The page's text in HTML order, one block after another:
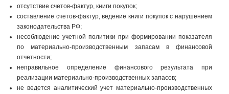
отсутствие счетов-фактур, книги покупок;
составление счетов-фактур, ведение книги покупок с нарушением
законодательства РФ;
несоблюдение учетной политики при формировании показателя
по материально-производственным запасам в финансовой
отчетности;
неправильное определение финансового результата при
реализации материально-производственных запасов;
не ведется аналитический учет материально-произво­дственных